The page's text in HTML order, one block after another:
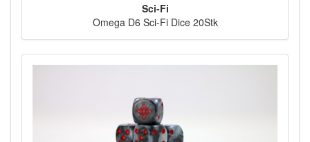
Sci-Fi
Omega D6 Sci-Fi Dice 20Stk